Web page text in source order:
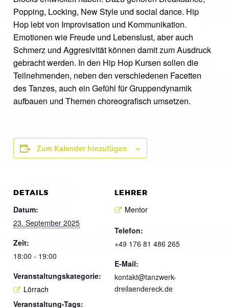
Popping, Locking, New Style und social dance. Hip
Hop lebt von Improvisation und Kommunikation.
Emotionen wie Freude und Lebenslust, aber auch
Schmerz und Aggresivität können damit zum Ausdruck
gebracht werden. In den Hip Hop Kursen sollen die
Teilnehmenden, neben den verschiedenen Facetten
des Tanzes, auch ein Gefühl für Gruppendynamik
aufbauen und Themen choreografisch umsetzen.
Zum Kalender hinzufügen
DETAILS
Datum:
23. September 2025
Zeit:
18:00 - 19:00
Veranstaltungskategorie:
Lörrach
Veranstaltung-Tags:
LEHRER
Mentor
Telefon:
+49 176 81 486 265
E-Mail:
kontakt@tanzwerk-
dreilaendereck.de